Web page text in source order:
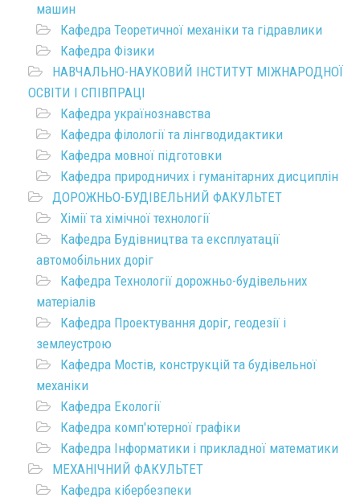
машин
Кафедра Теоретичної механіки та гідравлики
Кафедра Фізики
НАВЧАЛЬНО-НАУКОВИЙ ІНСТИТУТ МІЖНАРОДНОЇ
ОСВІТИ І СПІВПРАЦІ
Кафедра українознавства
Кафедра філології та лінгводидактики
Кафедра мовної підготовки
Кафедра природничих і гуманітарних дисциплін
ДОРОЖНЬО-БУДІВЕЛЬНИЙ ФАКУЛЬТЕТ
Хімії та хімічної технології
Кафедра Будівництва та експлуатації
автомобільних доріг
Кафедра Технології дорожньо-будівельних
матеріалів
Кафедра Проектування доріг, геодезії і
землеустрою
Кафедра Мостів, конструкцій та будівельної
механіки
Кафедра Екології
Кафедра комп'ютерної графіки
Кафедра Інформатики і прикладної математики
МЕХАНІЧНИЙ ФАКУЛЬТЕТ
Кафедра кібербезпеки